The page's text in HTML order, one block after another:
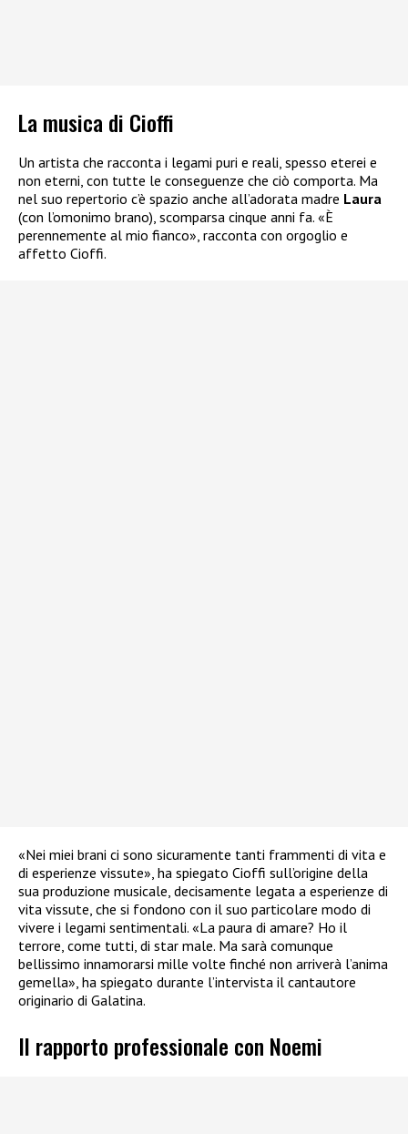
La musica di Cioffi
Un artista che racconta i legami puri e reali, spesso eterei e
non eterni, con tutte le conseguenze che ciò comporta. Ma
nel suo repertorio c’è spazio anche all’adorata madre Laura
(con l’omonimo brano), scomparsa cinque anni fa. «È
perennemente al mio fianco», racconta con orgoglio e
affetto Cioffi.
«Nei miei brani ci sono sicuramente tanti frammenti di vita e
di esperienze vissute», ha spiegato Cioffi sull’origine della
sua produzione musicale, decisamente legata a esperienze di
vita vissute, che si fondono con il suo particolare modo di
vivere i legami sentimentali. «La paura di amare? Ho il
terrore, come tutti, di star male. Ma sarà comunque
bellissimo innamorarsi mille volte finché non arriverà l’anima
gemella», ha spiegato durante l’intervista il cantautore
originario di Galatina.
Il rapporto professionale con Noemi